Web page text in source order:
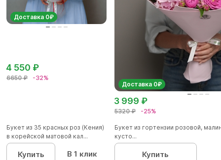
Доставка 0₽
6650 ₽ -32%
4 550 ₽
Букет из 35 красных роз (Кения)
в корейской матовой кал...
Купить В 1 клик
Доставка 0₽
5320 ₽ -25%
3 999 ₽
Букет из гортензии розовой,
кусто...
Купить